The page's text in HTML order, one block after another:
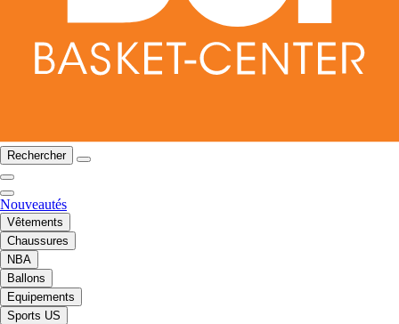
Rechercher
Nouveautés
Vêtements
Chaussures
NBA
Ballons
Equipements
Sports US